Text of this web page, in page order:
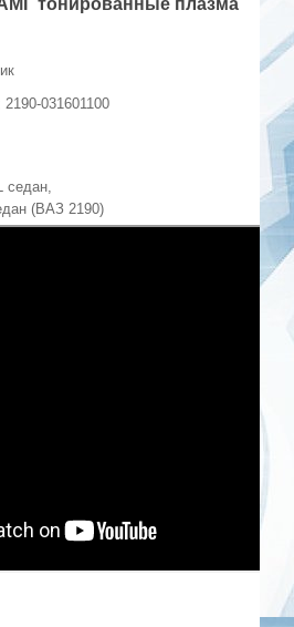
2190-031601100
седан,
(ВАЗ 2190)